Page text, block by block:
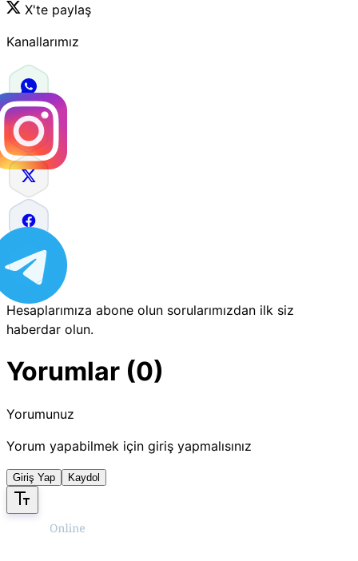
X'te paylaş
Kanallarımız
Hesaplarımıza abone olun sorularımızdan ilk siz
haberdar olun.
Yorumlar (0)
Yorumunuz
Yorum yapabilmek için giriş yapmalısınız
Giriş Yap Kaydol